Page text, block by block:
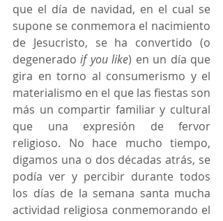
que el día de navidad, en el cual se
supone se conmemora el nacimiento
de Jesucristo, se ha convertido (o
degenerado if you like) en un día que
gira en torno al consumerismo y el
materialismo en el que las fiestas son
más un compartir familiar y cultural
que una expresión de fervor
religioso. No hace mucho tiempo,
digamos una o dos décadas atrás, se
podía ver y percibir durante todos
los días de la semana santa mucha
actividad religiosa conmemorando el